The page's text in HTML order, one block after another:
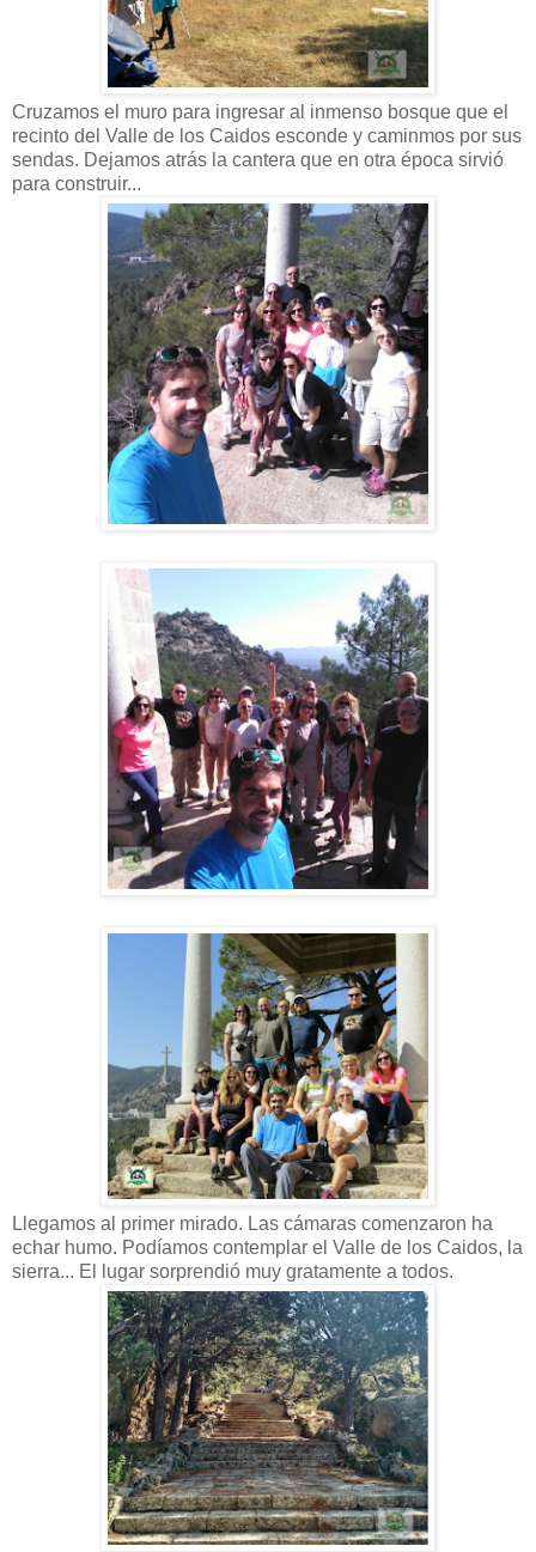
Cruzamos el muro para ingresar al inmenso bosque que el
recinto del Valle de los Caidos esconde y caminmos por sus
sendas. Dejamos atrás la cantera que en otra época sirvió
para construir...
Llegamos al primer mirado. Las cámaras comenzaron ha
echar humo. Podíamos contemplar el Valle de los Caidos, la
sierra... El lugar sorprendió muy gratamente a todos.